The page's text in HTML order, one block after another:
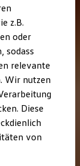
z.B.
oder
sodass
relevante
Wir nutzen
Diese
von